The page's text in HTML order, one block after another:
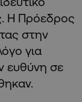
Η Πρόεδρος
στην
για
ευθύνη σε